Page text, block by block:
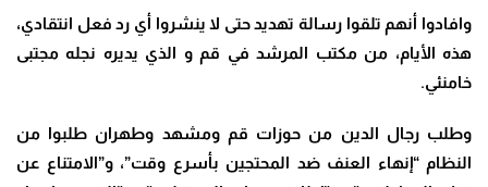
وافادوا أنهم تلقوا رسالة تهديد حتى لا ينشروا أي رد فعل انتقادي،
هذه الأيام، من مكتب المرشد في قم و الذي يديره نجله مجتبى
خامنئي.
وطلب رجال الدين من حوزات قم ومشهد وطهران طلبوا من
النظام “إنهاء العنف ضد المحتجين بأسرع وقت”، و”الامتناع عن